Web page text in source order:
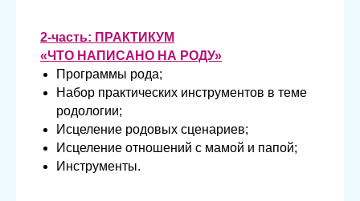
2-часть: ПРАКТИКУМ
«ЧТО НАПИСАНО НА РОДУ»
Программы рода;
Набор практических инструментов в теме
родологии;
Исцеление родовых сценариев;
Исцеление отношений с мамой и папой;
Инструменты.